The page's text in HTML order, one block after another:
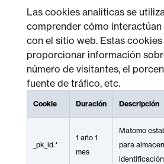
Las cookies analíticas se
comprender cómo
con el sitio web. Estas cookies
proporcionar información
número de visitantes, el
fuente de tráfico, etc.
Cookie Duración Descripción
_pk_id.*
1 año 1
mes
Matomo
para